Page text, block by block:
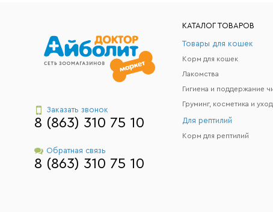
Заказать звонок
8 (863) 310 75 10
Обратная связь
8 (863) 310 75 10
КАТАЛОГ ТОВАРОВ
Товары для кошек
Корм для кошек
Лакомства
Груминг, косметика и уход
Для рептилий
Корм для рептилий